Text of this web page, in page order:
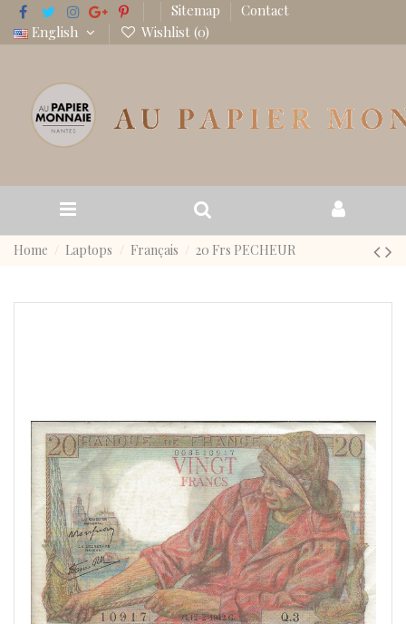
Sitemap
Contact
English
Wishlist (0)
Home Laptops Français 20 Frs PECHEUR